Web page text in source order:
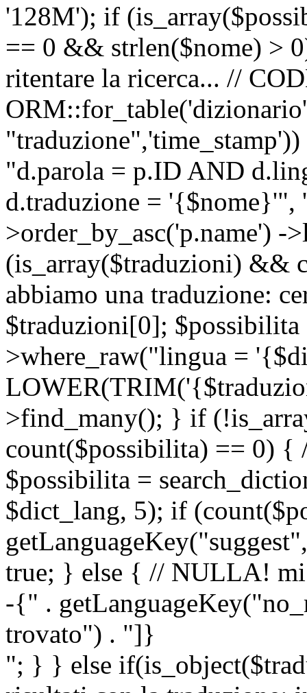
'128M'); if
== 0 && strlen($nome) >
ritentare la ricerca... //
"d.parola = p.ID AND
d.traduzione = '{$nome}'",
>order_by_asc('p.name')
(is_array($traduzioni) &&
abbiamo una traduzione:
$traduzioni[0];
>where_raw("lingua =
>find_many(); } if
count($possibilita) == 0) {
$possibilita =
$dict_lang, 5); if
true; } else { // NULLA! mi
-{" .
trovato") . "]}
"; } } else